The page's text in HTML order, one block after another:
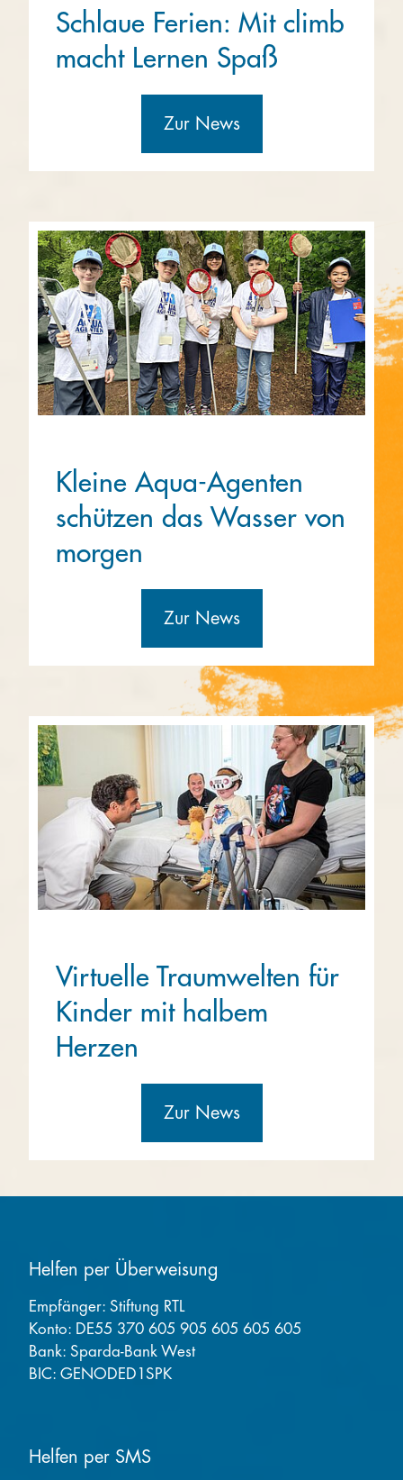
Schlaue Ferien: Mit climb
macht Lernen Spaß
Zur News
Kleine Aqua-Agenten
schützen das Wasser von
morgen
Zur News
Virtuelle Traumwelten für
Kinder mit halbem
Herzen
Zur News
Helfen per Überweisung
Empfänger: Stiftung RTL
Konto: DE55 370 605 905 605 605 605
Bank: Sparda-Bank West
BIC: GENODED1SPK
Helfen per SMS